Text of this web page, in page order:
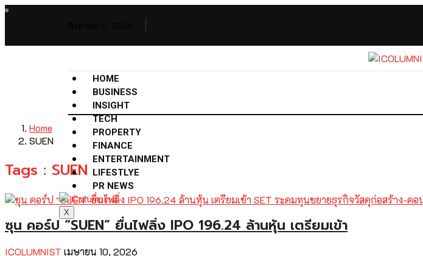
HOME
BUSINESS
INSIGHT
TECH
PROPERTY
FINANCE
ENTERTAINMENT
LIFESTLYE
PR NEWS
X
Home
SUEN
Tags : SUEN
ซุน คอร์ป “SUEN” ยื่นไฟลิ่ง IPO 196.24 ล้านหุ้น เตรียมเข้า
ICOLUMNIST เมษายน 10, 2026